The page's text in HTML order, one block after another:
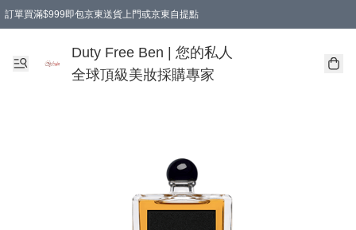
訂單買滿$999即包京東送貨上門或京東自提點
Duty Free Ben | 您的私人
全球頂級美妝採購專家